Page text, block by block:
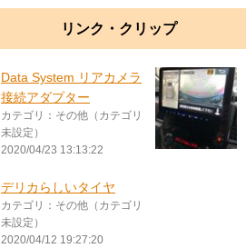
リンク・クリップ
Data System リアカメラ
接続アダプター
カテゴリ：その他（カテゴリ
未設定）
2020/04/23 13:13:22
デリカらしいタイヤ
カテゴリ：その他（カテゴリ
未設定）
2020/04/12 19:27:20